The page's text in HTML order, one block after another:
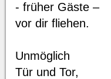
- früher Gäste –
vor dir fliehen.
Unmöglich
Tür und Tor,